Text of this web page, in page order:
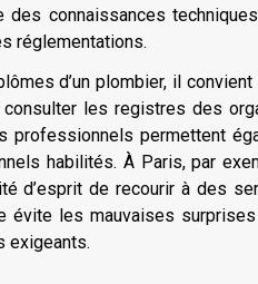
des connaissances
réglementations.
d’un plombier, il
les registres des
professionnels permettent
habilités. À Paris, par
d’esprit de recourir à des
évite les mauvaises
exigeants.